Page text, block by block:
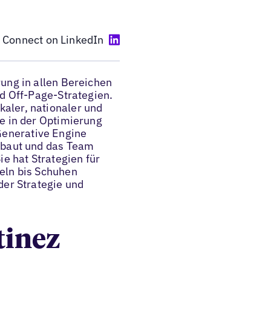
Connect on LinkedIn
in allen Bereichen
Off-Page-Strategien.
nationaler und
in der Optimierung
Engine
und das Team
hat Strategien für
bis Schuhen
Strategie und